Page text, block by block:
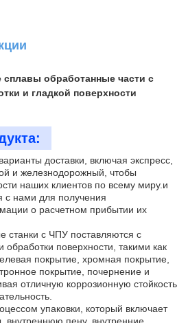
сплавы обработанные части с
и гладкой поверхности
доставки, включая экспресс,
и железнодорожный, чтобы
наших клиентов по всему миру.и
с нами для получения
о расчетном прибытии их
станки с ЧПУ поставляются с
поверхности, такими как
покрытие, хромная покрытие,
покрытие, почернение и
отличную коррозионную стойкость
упаковки, который включает